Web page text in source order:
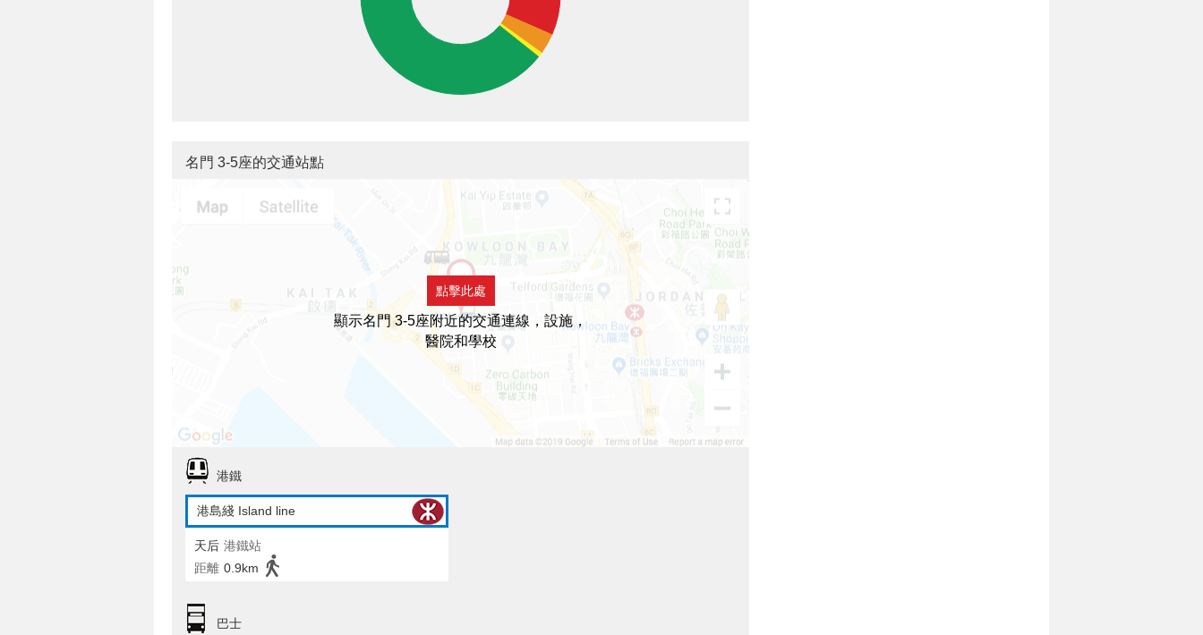
名門 3-5座的交通站點
點擊此處
顯示名門 3-5座附近的交通連線，設施，
醫院和學校
港鐵
港島綫 Island line
天后 港鐵站
距離 0.9km
巴士